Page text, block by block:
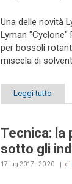
Una delle novità
Lyman "Cyclone"
per bossoli
miscela di
Leggi tutto
Tecnica: la
sotto gli
17 lug 2017 - 20:20 di